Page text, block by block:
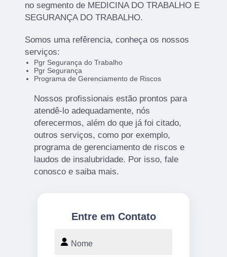
no segmento de MEDICINA DO TRABALHO E
SEGURANÇA DO TRABALHO.
Somos uma refêrencia, conheça os nossos
serviços:
Pgr Segurança do Trabalho
Pgr Segurança
Programa de Gerenciamento de Riscos
Nossos profissionais estão prontos para
atendê-lo adequadamente, nós
oferecermos, além do que já foi citado,
outros serviços, como por exemplo,
programa de gerenciamento de riscos e
laudos de insalubridade. Por isso, fale
conosco e saiba mais.
Entre em Contato